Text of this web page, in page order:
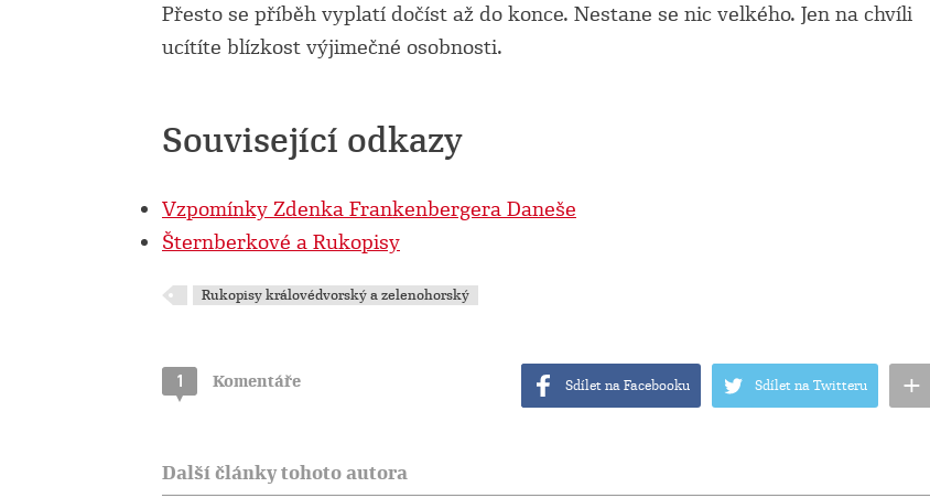
Přesto se příběh vyplatí dočíst až do konce. Nestane se nic velkého. Jen na chvíli
ucítíte blízkost výjimečné osobnosti.
Související odkazy
Vzpomínky Zdenka Frankenbergera Daneše
Šternberkové a Rukopisy
Rukopisy královédvorský a zelenohorský
1 Komentáře +
Sdílet na Twitteru
Sdílet na Facebooku
Další články tohoto autora